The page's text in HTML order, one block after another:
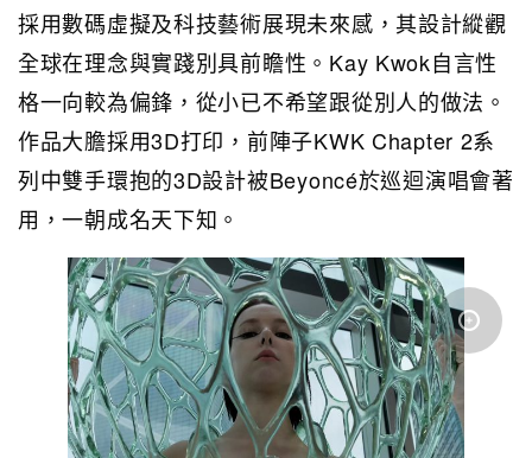
採用數碼虛擬及科技藝術展現未來感，其設計縱觀
全球在理念與實踐別具前瞻性。Kay Kwok自言性
格一向較為偏鋒，從小已不希望跟從別人的做法。
作品大膽採用3D打印，前陣子KWK Chapter 2系
列中雙手環抱的3D設計被Beyoncé於巡迴演唱會著
用，一朝成名天下知。